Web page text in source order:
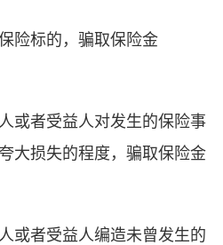
险标的，骗取保险金
或者受益人对发生的保险事
大损失的程度，骗取保险金
或者受益人编造未曾发生的